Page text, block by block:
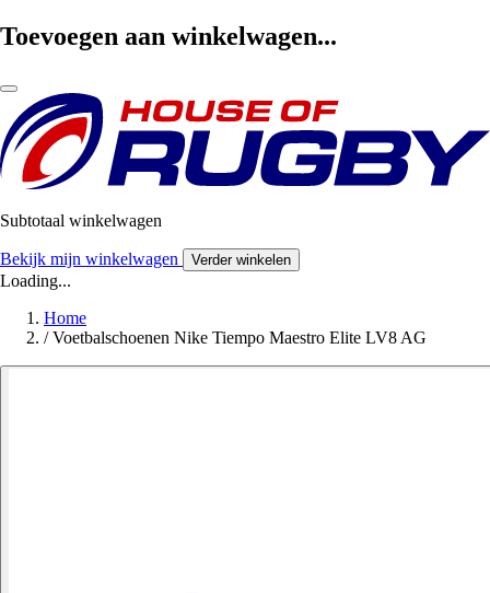
Toevoegen aan winkelwagen...
Subtotaal winkelwagen
Bekijk mijn winkelwagen Verder winkelen
Loading...
Home
/ Voetbalschoenen Nike Tiempo Maestro Elite LV8 AG